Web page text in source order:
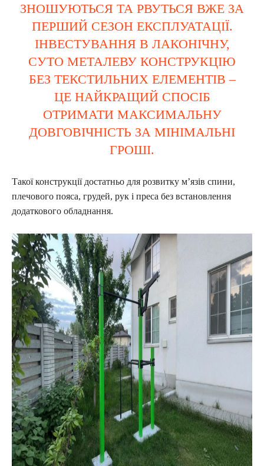
ЗНОШУЮТЬСЯ ТА РВУТЬСЯ ВЖЕ ЗА
ПЕРШИЙ СЕЗОН ЕКСПЛУАТАЦІЇ.
ІНВЕСТУВАННЯ В ЛАКОНІЧНУ,
СУТО МЕТАЛЕВУ КОНСТРУКЦІЮ
БЕЗ ТЕКСТИЛЬНИХ ЕЛЕМЕНТІВ –
ЦЕ НАЙКРАЩИЙ СПОСІБ
ОТРИМАТИ МАКСИМАЛЬНУ
ДОВГОВІЧНІСТЬ ЗА МІНІМАЛЬНІ
ГРОШІ.
Такої конструкції достатньо для розвитку м’язів спини,
плечового пояса, грудей, рук і преса без встановлення
додаткового обладнання.